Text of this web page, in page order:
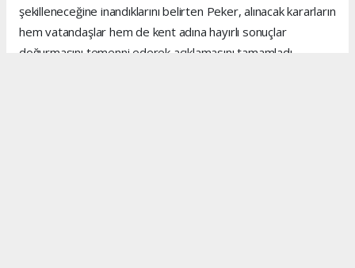
şekilleneceğine inandıklarını belirten Peker, alınacak kararların
hem vatandaşlar hem de kent adına hayırlı sonuçlar
doğurmasını temenni ederek açıklamasını tamamladı.